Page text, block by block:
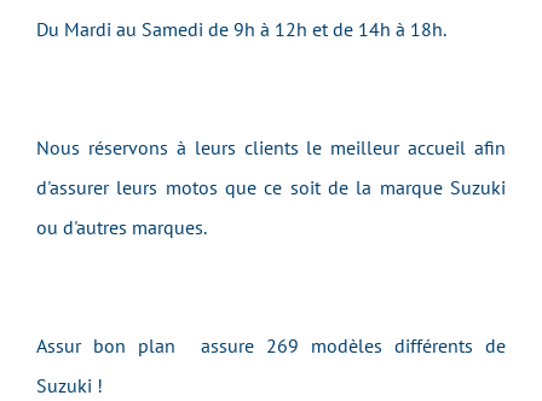
Du Mardi au Samedi de 9h à 12h et de 14h à 18h.
Nous réservons à leurs clients le meilleur accueil afin
d'assurer leurs motos que ce soit de la marque Suzuki
ou d'autres marques.
Assur bon plan assure 269 modèles différents de
Suzuki !